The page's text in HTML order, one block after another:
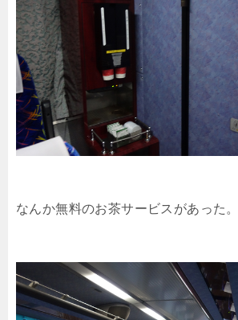
なんか無料のお茶サービスがあった。